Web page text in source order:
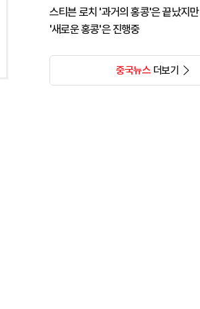
스티븐 로치 '과거의 홍콩'은 끝났지만
'새로운 홍콩'은 진행중
중국뉴스더보기